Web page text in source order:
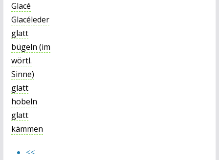
Glacé
Glacéleder
glatt
bügeln (im
wörtl.
Sinne)
glatt
hobeln
glatt
kämmen
<<